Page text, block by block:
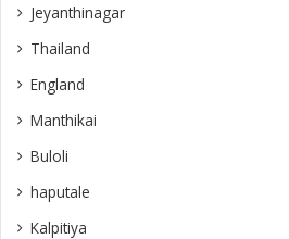
Jeyanthinagar
Thailand
England
Manthikai
Buloli
haputale
Kalpitiya